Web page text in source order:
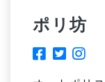
ポリ坊